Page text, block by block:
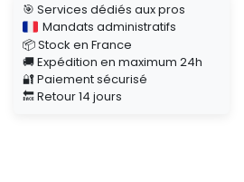
🎯 Services dédiés aux pros
Mandats administratifs
📦 Stock en France
🚚 Expédition en maximum 24h
🔐 Paiement sécurisé
🔙 Retour 14 jours